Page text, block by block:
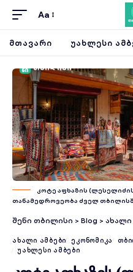
Aa
ᲛᲗᲐᲕᲐᲠᲘ ᲣᲐᲮᲚᲔᲡᲘ
კოტე აფხაზის
თანამედროვეობა ძველ
შენი თბილისი > Blog > ახალი
ᲐᲮᲐᲚᲘ ᲐᲛᲑᲔᲑᲘ ᲔᲙᲝᲜᲝᲛᲘᲙᲐ
ᲣᲐᲮᲚᲔᲡᲘ ᲐᲛᲑᲔᲑᲘ